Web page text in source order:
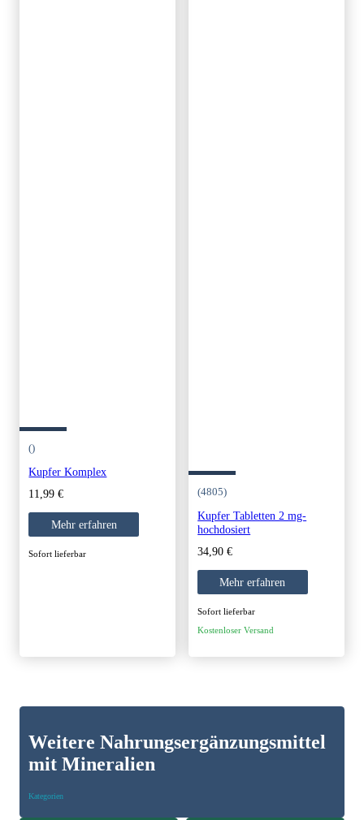
()
Kupfer Komplex
11,99€
Mehr erfahren
Sofort lieferbar
(4805)
Kupfer Tabletten 2 mg-
hochdosiert
34,90€
Mehr erfahren
Sofort lieferbar
Kostenloser Versand
Weitere Nahrungsergänzungsmittel
mit Mineralien
Kategorien